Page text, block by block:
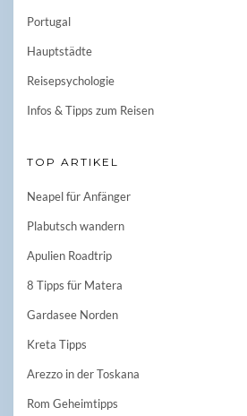
Portugal
Hauptstädte
Reisepsychologie
Infos & Tipps zum Reisen
TOP ARTIKEL
Neapel für Anfänger
Plabutsch wandern
Apulien Roadtrip
8 Tipps für Matera
Gardasee Norden
Kreta Tipps
Arezzo in der Toskana
Rom Geheimtipps